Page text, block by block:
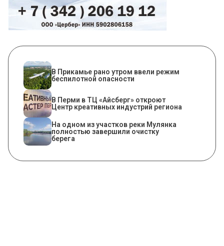
​В Прикамье рано утром ввели режим
беспилотной опасности
В Перми в ТЦ «Айсберг» откроют
Центр креативных индустрий региона
На одном из участков реки Мулянка
полностью завершили очистку
берега